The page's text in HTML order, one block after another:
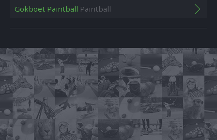
Gökboet Paintball Paintball